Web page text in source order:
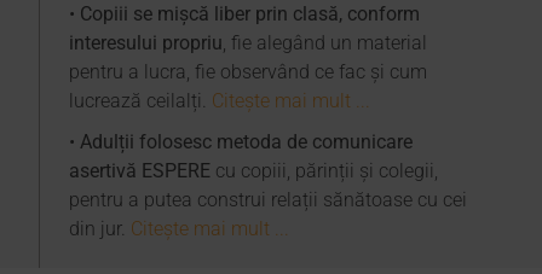
• Copiii se mișcă liber prin clasă, conform
interesului propriu , fie alegând un material
pentru a lucra, fie observând ce fac şi cum
lucrează ceilalți. Citește mai mult ...
• Adulții folosesc metoda de comunicare
asertivă ESPERE cu copiii, părinții și colegii,
pentru a putea construi relații sănătoase cu cei
din jur. Citește mai mult ...